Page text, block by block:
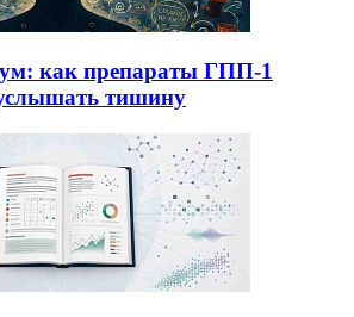
как препараты ГПП-1
тишину